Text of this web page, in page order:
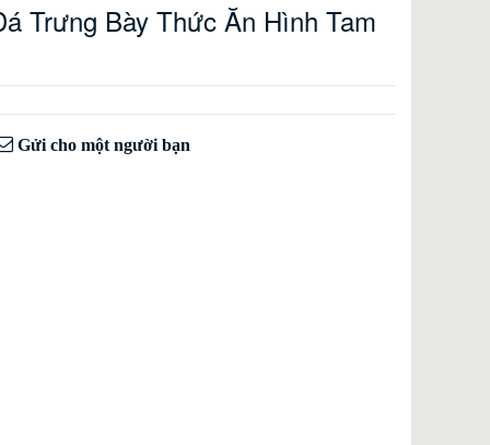
Trưng Bày Thức Ăn Hình Tam
Gửi cho một người bạn